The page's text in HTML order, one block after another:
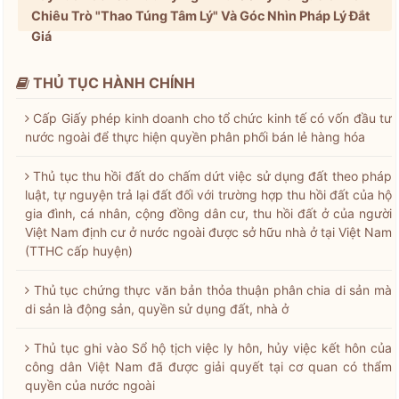
Chiêu Trò "Thao Túng Tâm Lý" Và Góc Nhìn Pháp Lý Đắt
Giá
THỦ TỤC HÀNH CHÍNH
Cấp Giấy phép kinh doanh cho tổ chức kinh tế có vốn đầu tư
nước ngoài để thực hiện quyền phân phối bán lẻ hàng hóa
Thủ tục thu hồi đất do chấm dứt việc sử dụng đất theo pháp
luật, tự nguyện trả lại đất đối với trường hợp thu hồi đất của hộ
gia đình, cá nhân, cộng đồng dân cư, thu hồi đất ở của người
Việt Nam định cư ở nước ngoài được sở hữu nhà ở tại Việt Nam
(TTHC cấp huyện)
Thủ tục chứng thực văn bản thỏa thuận phân chia di sản mà
di sản là động sản, quyền sử dụng đất, nhà ở
Thủ tục ghi vào Sổ hộ tịch việc ly hôn, hủy việc kết hôn của
công dân Việt Nam đã được giải quyết tại cơ quan có thẩm
quyền của nước ngoài